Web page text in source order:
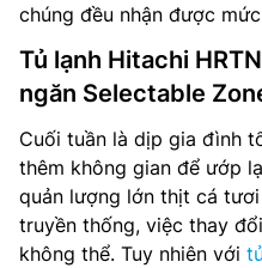
chúng đều nhận được
Tủ lạnh Hitachi
ngăn Selectable
Cuối tuần là dịp gia đình
thêm không gian để ướp
quản lượng lớn thịt cá
truyền thống, việc thay
không thể. Tuy nhiên với